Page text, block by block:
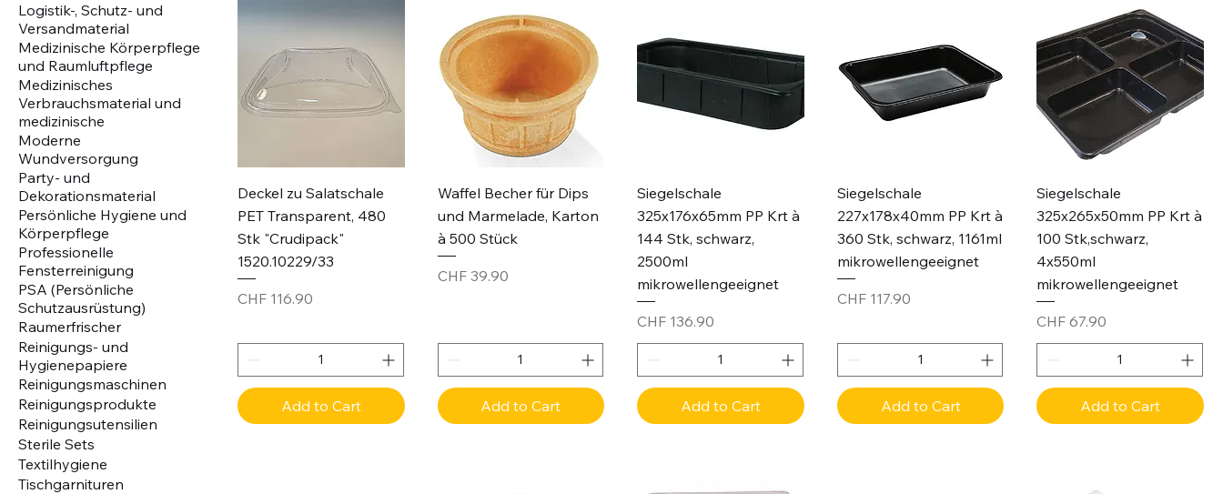
Logistik-, Schutz- und
Versandmaterial
Medizinische Körperpflege
und Raumluftpflege
Medizinisches
Verbrauchsmaterial und
medizinische
Moderne
Wundversorgung
Party- und
Dekorationsmaterial
Persönliche Hygiene und
Körperpflege
Professionelle
Fensterreinigung
PSA (Persönliche
Schutzausrüstung)
Raumerfrischer
Reinigungs- und
Hygienepapiere
Reinigungsmaschinen
Reinigungsprodukte
Reinigungsutensilien
Sterile Sets
Textilhygiene
Tischgarnituren
Deckel zu Salatschale
PET Transparent, 480
Stk "Crudipack"
1520.10229/33
Price
CHF 116.90
Add to Cart
Waffel Becher für Dips
und Marmelade, Karton
à 500 Stück
Price
CHF 39.90
Add to Cart
Siegelschale
325x176x65mm PP Krt à
144 Stk, schwarz,
2500ml
mikrowellengeeignet
Price
CHF 136.90
Add to Cart
Siegelschale
227x178x40mm PP Krt à
360 Stk, schwarz, 1161ml
mikrowellengeeignet
Price
CHF 117.90
Add to Cart
Siegelschale
325x265x50mm PP Krt à
100 Stk,schwarz,
4x550ml
mikrowellengeeignet
Price
CHF 67.90
Add to Cart